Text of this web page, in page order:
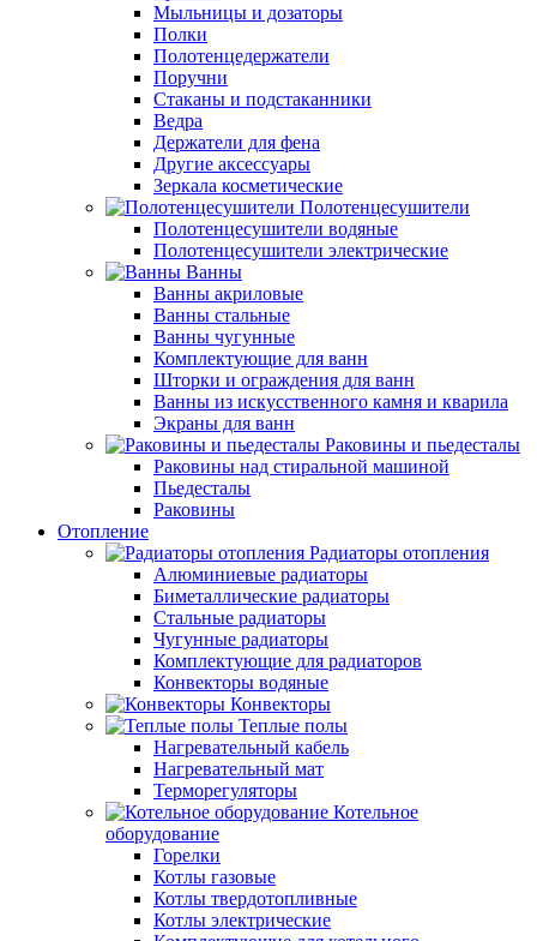
Мыльницы и дозаторы
Полки
Полотенцедержатели
Поручни
Стаканы и подстаканники
Ведра
Держатели для фена
Другие аксессуары
Зеркала косметические
Полотенцесушители
Полотенцесушители водяные
Полотенцесушители электрические
Ванны
Ванны акриловые
Ванны стальные
Ванны чугунные
Комплектующие для ванн
Шторки и ограждения для ванн
Ванны из искусственного камня и кварила
Экраны для ванн
Раковины и пьедесталы
Раковины над стиральной машиной
Пьедесталы
Раковины
Отопление
Радиаторы отопления
Алюминиевые радиаторы
Биметаллические радиаторы
Стальные радиаторы
Чугунные радиаторы
Комплектующие для радиаторов
Конвекторы водяные
Конвекторы
Теплые полы
Нагревательный кабель
Нагревательный мат
Терморегуляторы
Котельное
оборудование
Горелки
Котлы газовые
Котлы твердотопливные
Котлы электрические